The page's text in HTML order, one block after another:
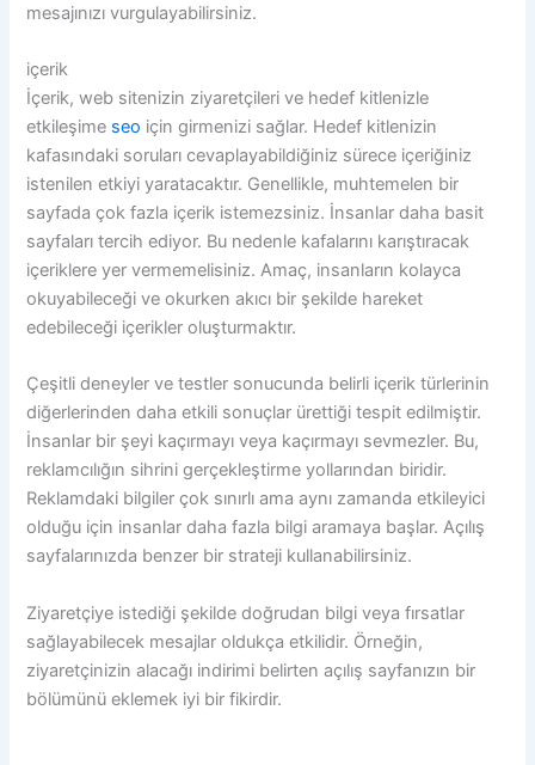
mesajınızı vurgulayabilirsiniz.
içerik
İçerik, web sitenizin ziyaretçileri ve hedef kitlenizle
etkileşime seo için girmenizi sağlar. Hedef kitlenizin
kafasındaki soruları cevaplayabildiğiniz sürece içeriğiniz
istenilen etkiyi yaratacaktır. Genellikle, muhtemelen bir
sayfada çok fazla içerik istemezsiniz. İnsanlar daha basit
sayfaları tercih ediyor. Bu nedenle kafalarını karıştıracak
içeriklere yer vermemelisiniz. Amaç, insanların kolayca
okuyabileceği ve okurken akıcı bir şekilde hareket
edebileceği içerikler oluşturmaktır.
Çeşitli deneyler ve testler sonucunda belirli içerik türlerinin
diğerlerinden daha etkili sonuçlar ürettiği tespit edilmiştir.
İnsanlar bir şeyi kaçırmayı veya kaçırmayı sevmezler. Bu,
reklamcılığın sihrini gerçekleştirme yollarından biridir.
Reklamdaki bilgiler çok sınırlı ama aynı zamanda etkileyici
olduğu için insanlar daha fazla bilgi aramaya başlar. Açılış
sayfalarınızda benzer bir strateji kullanabilirsiniz.
Ziyaretçiye istediği şekilde doğrudan bilgi veya fırsatlar
sağlayabilecek mesajlar oldukça etkilidir. Örneğin,
ziyaretçinizin alacağı indirimi belirten açılış sayfanızın bir
bölümünü eklemek iyi bir fikirdir.